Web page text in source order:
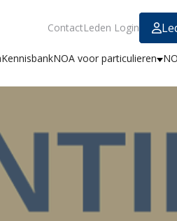
ContactLeden Login
KennisbankNOA voor particulieren